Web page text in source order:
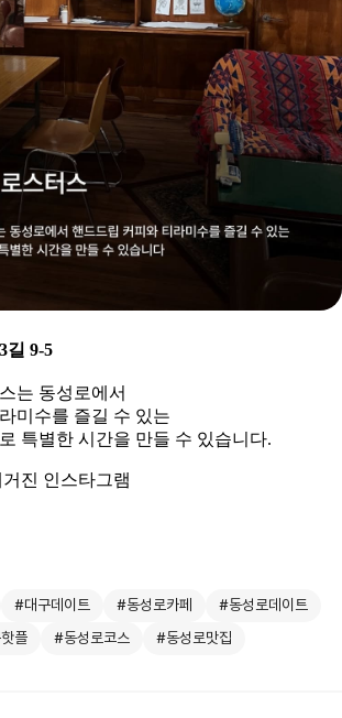
길 9-5
는 동성로에서
미수를 즐길 수 있는
특별한 시간을 만들 수 있습니다.
진 인스타그램
#대구데이트 #동성로카페
#동성로데이트
플 #동성로코스 #동성로맛집